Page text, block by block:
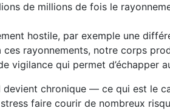
de millions de fois le
hostile, par exemple une
ces rayonnements, notre corps
vigilance qui permet d’échapper
chronique — ce qui est le
faire courir de nombreux